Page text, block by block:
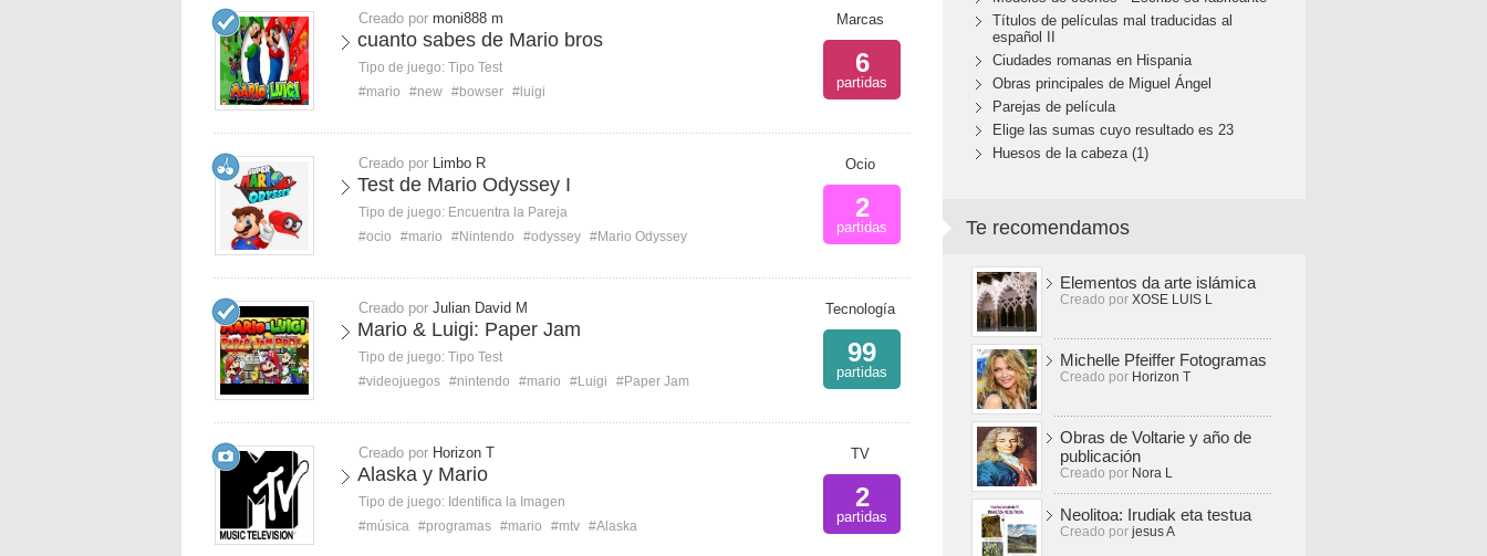
Creado por moni888 m
cuanto sabes de Mario bros
Tipo de juego: Tipo Test
#mario
#new #bowser #luigi
Marcas
6
partidas
Creado por Limbo R
Test de Mario Odyssey I
Tipo de juego: Encuentra la Pareja
#ocio
#mario #Nintendo #odyssey #Mario Odyssey
Ocio
2
partidas
Creado por Julian David M
Mario & Luigi: Paper Jam
Tipo de juego: Tipo Test
#videojuegos #nintendo #mario #Luigi #Paper Jam
Tecnología
99
partidas
Creado por Horizon T
Alaska y Mario
Tipo de juego: Identifica la Imagen
#música #programas #mario #mtv #Alaska
TV
2
partidas
Títulos de películas mal traducidas al
español II
Ciudades romanas en Hispania
Obras principales de Miguel Ángel
Parejas de película
Elige las sumas cuyo resultado es 23
Huesos de la cabeza (1)
Te recomendamos
Elementos da arte islámica
Creado por XOSE LUIS L
Michelle Pfeiffer Fotogramas
Creado por Horizon T
Obras de Voltarie y año de
publicación
Creado por Nora L
Neolitoa: Irudiak eta testua
Creado por jesus A